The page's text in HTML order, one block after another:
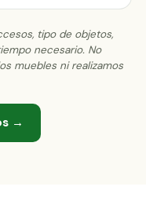
tipo de objetos,
necesario. No
muebles ni realizamos
→